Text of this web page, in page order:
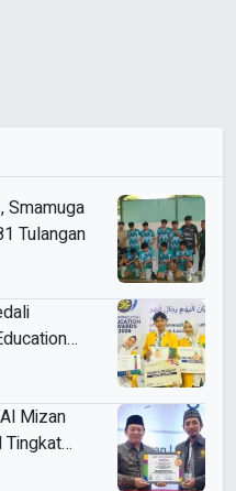
Smamuga
Tulangan
Mizan
Tingkat